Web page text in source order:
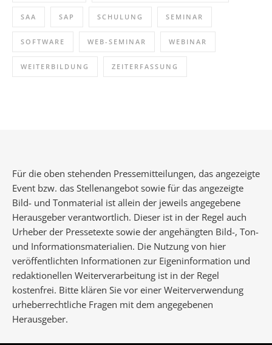
SAA SAP SCHULUNG SEMINAR
SOFTWARE WEB-SEMINAR WEBINAR
WEITERBILDUNG ZEITERFASSUNG
Für die oben stehenden Pressemitteilungen, das angezeigte
Event bzw. das Stellenangebot sowie für das angezeigte
Bild- und Tonmaterial ist allein der jeweils angegebene
Herausgeber verantwortlich. Dieser ist in der Regel auch
Urheber der Pressetexte sowie der angehängten Bild-, Ton-
und Informationsmaterialien. Die Nutzung von hier
veröffentlichten Informationen zur Eigeninformation und
redaktionellen Weiterverarbeitung ist in der Regel
kostenfrei. Bitte klären Sie vor einer Weiterverwendung
urheberrechtliche Fragen mit dem angegebenen
Herausgeber.